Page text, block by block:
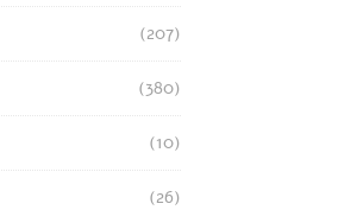
(207)
(380)
(10)
(26)